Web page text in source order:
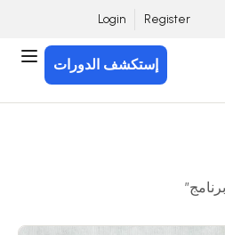
Register
Login
إستكشف الدورات